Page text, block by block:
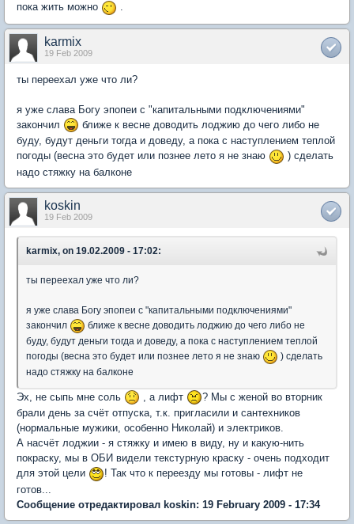
пока жить можно
.
karmix
19 Feb 2009
ты переехал уже что ли?
я уже слава Богу эпопеи с "капитальными подключениями"
закончил
ближе к весне доводить лоджию до чего либо не
буду, будут деньги тогда и доведу, а пока с наступлением теплой
погоды (весна это будет или познее лето я не знаю
) сделать
надо стяжку на балконе
koskin
19 Feb 2009
karmix, on 19.02.2009 - 17:02:
ты переехал уже что ли?
я уже слава Богу эпопеи с "капитальными подключениями"
закончил
ближе к весне доводить лоджию до чего либо не
буду, будут деньги тогда и доведу, а пока с наступлением теплой
погоды (весна это будет или познее лето я не знаю
) сделать
надо стяжку на балконе
Эх, не сыпь мне соль , а лифт
? Мы с женой во вторник
брали день за счёт отпуска, т.к. пригласили и сантехников
(нормальные мужики, особенно Николай) и электриков.
А насчёт лоджии - я стяжку и имею в виду, ну и какую-нить
покраску, мы в ОБИ видели текстурную краску - очень подходит
для этой цели
! Так что к переезду мы готовы - лифт не
готов...
Сообщение отредактировал koskin: 19 February 2009 - 17:34